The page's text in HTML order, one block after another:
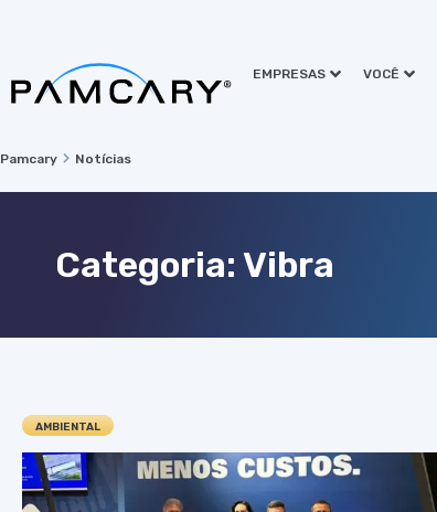
EMPRESAS VOCÊ
Pamcary Notícias
Categoria: Vibra
AMBIENTAL